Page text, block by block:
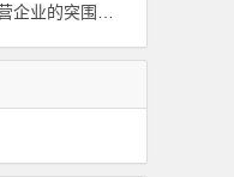
的突围与担当